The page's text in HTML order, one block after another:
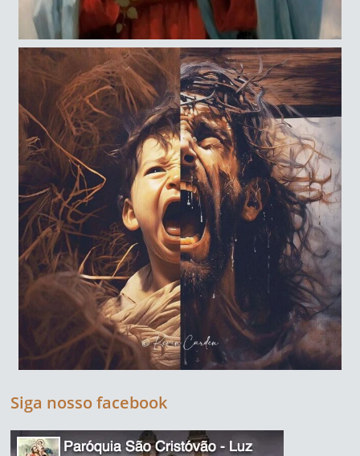
Siga nosso facebook